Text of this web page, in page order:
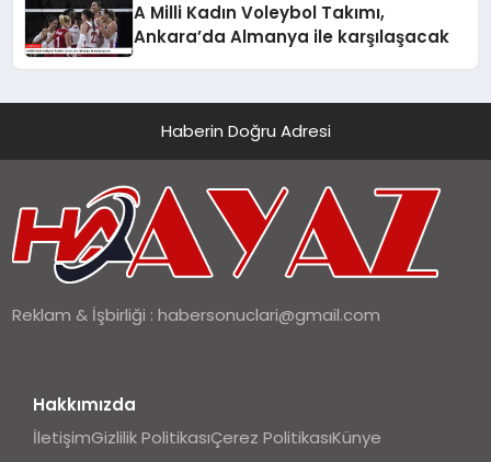
A Milli Kadın Voleybol Takımı,
Ankara’da Almanya ile karşılaşacak
Haberin Doğru Adresi
Reklam & İşbirliği :habersonuclari@gmail.com
Hakkımızda
İletişimGizlilik PolitikasıÇerez PolitikasıKünye